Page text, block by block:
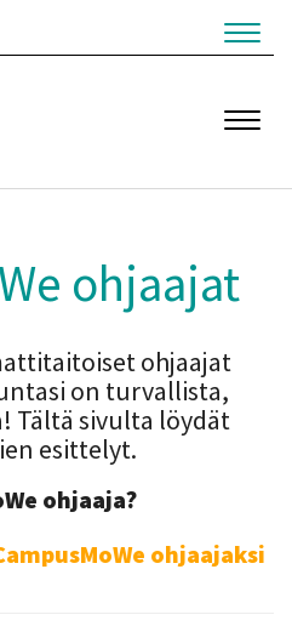
ohjaajat
ohjaajat
on turvallista,
Tältä sivulta löydät
esittelyt.
ohjaaja?
ohjaajaksi